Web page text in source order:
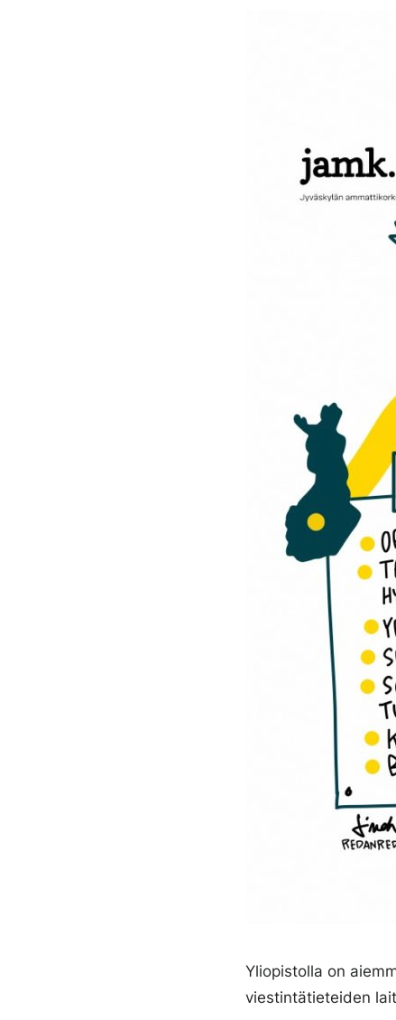
Yliopistolla on
viestintätieteiden